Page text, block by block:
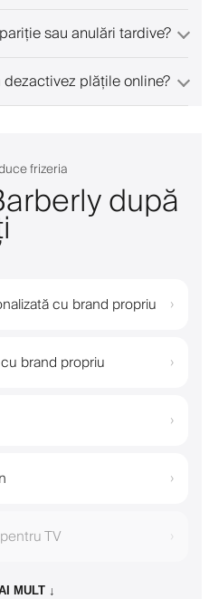
sau anulări tardive?
plățile online?
frizeria
după
cu brand propriu ›
brand propriu ›
›
›
TV ›
MULT ↓